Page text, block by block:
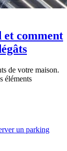
comment
de votre maison.
éléments
un parking